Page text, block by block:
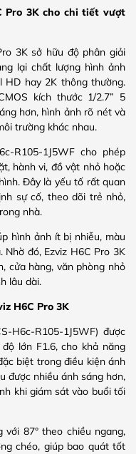
Pro 3K cho chi tiết vượt
3K sở hữu độ phân giải
lại chất lượng hình ảnh
HD hay 2K thông thường.
kích thước 1/2.7” 5
hơn, hình ảnh rõ nét và
trường khác nhau.
R105-1J5WF cho phép
hành vi, đồ vật nhỏ hoặc
Đây là yếu tố rất quan
sự cố, theo dõi trẻ nhỏ,
nhà.
hình ảnh ít bị nhiễu, màu
đó, Ezviz H6C Pro 3K
cửa hàng, văn phòng nhỏ
lâu dài.
H6C Pro 3K
H6c-R105-1J5WF) được
lớn F1.6, cho khả năng
biệt trong điều kiện ánh
được nhiều ánh sáng hơn,
khi giám sát vào buổi tối
87° theo chiều ngang,
chéo, giúp bao quát tốt